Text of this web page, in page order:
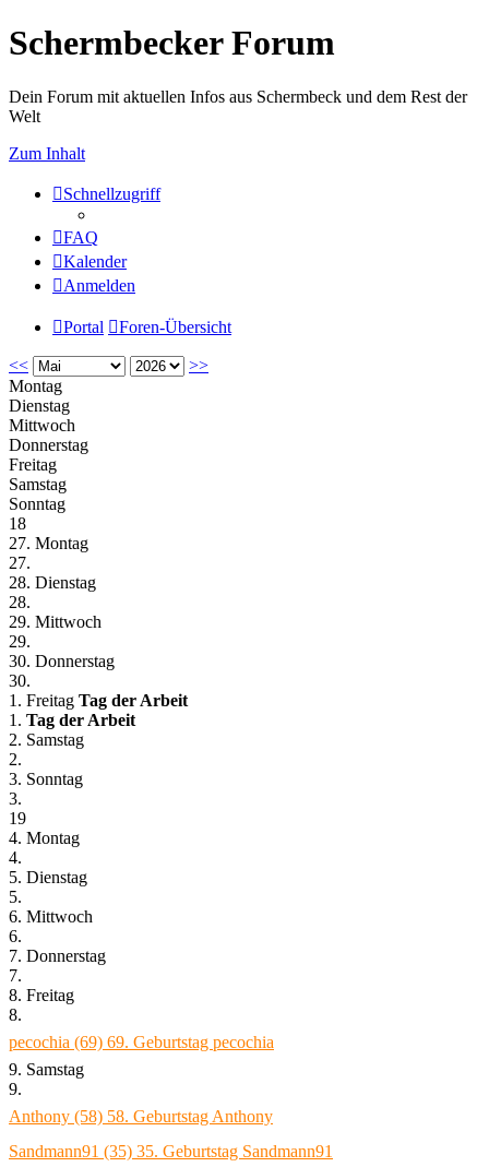
Schermbecker Forum
Dein Forum mit aktuellen Infos aus Schermbeck und dem Rest der
Welt
Zum Inhalt
Schnellzugriff
FAQ
Kalender
Anmelden
Portal Foren-Übersicht
<<
>>
Montag
Dienstag
Mittwoch
Donnerstag
Freitag
Samstag
Sonntag
18
27. Montag
27.
28. Dienstag
28.
29. Mittwoch
29.
30. Donnerstag
30.
1. Freitag Tag der Arbeit
1. Tag der Arbeit
2. Samstag
2.
3. Sonntag
3.
19
4. Montag
4.
5. Dienstag
5.
6. Mittwoch
6.
7. Donnerstag
7.
8. Freitag
8.
pecochia (69) 69. Geburtstag pecochia
9. Samstag
9.
Anthony (58) 58. Geburtstag Anthony
Sandmann91 (35) 35. Geburtstag Sandmann91